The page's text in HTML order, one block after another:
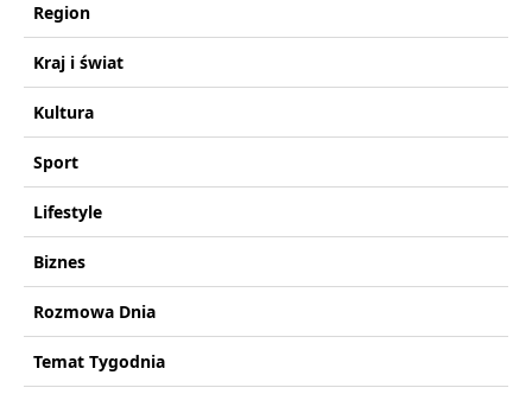
Region
Kraj i świat
Kultura
Sport
Lifestyle
Biznes
Rozmowa Dnia
Temat Tygodnia